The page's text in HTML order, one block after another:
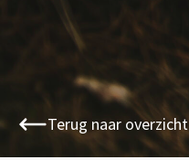
Terug naar overzicht